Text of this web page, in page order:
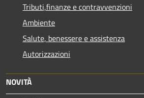
Tributi,finanze e contravvenzioni
Ambiente
Salute, benessere e assistenza
Autorizzazioni
NOVITÀ